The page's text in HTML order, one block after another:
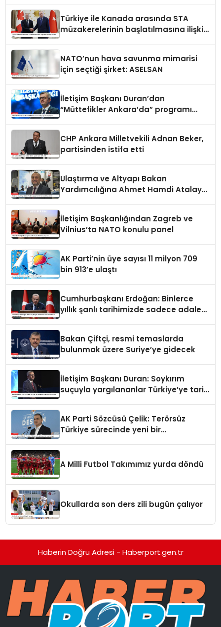
Türkiye ile Kanada arasında STA
müzakerelerinin başlatılmasına ilişkin
NATO’nun hava savunma mimarisi
için seçtiği şirket: ASELSAN
İletişim Başkanı Duran’dan
“Müttefikler Ankara’da” programı
CHP Ankara Milletvekili Adnan Beker,
partisinden istifa etti
Ulaştırma ve Altyapı Bakan
Yardımcılığına Ahmet Hamdi Atalay
İletişim Başkanlığından Zagreb ve
Vilnius’ta NATO konulu panel
AK Parti’nin üye sayısı 11 milyon 709
bin 913’e ulaştı
Cumhurbaşkanı Erdoğan: Binlerce
yıllık şanlı tarihimizde sadece adalet
Bakan Çiftçi, resmi temaslarda
bulunmak üzere Suriye’ye gidecek
İletişim Başkanı Duran: Soykırım
suçuyla yargılananlar Türkiye’ye tarih
AK Parti Sözcüsü Çelik: Terörsüz
Türkiye sürecinde yeni bir
A Milli Futbol Takımımız yurda döndü
Okullarda son ders zili bugün çalıyor
Haberin Doğru Adresi - Haberport.gen.tr